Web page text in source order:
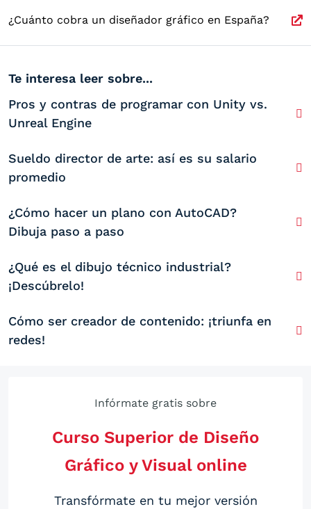
¿Cuánto cobra un diseñador gráfico en España?
Te interesa leer sobre...
Pros y contras de programar con Unity vs.
Unreal Engine
Sueldo director de arte: así es su salario
promedio
¿Cómo hacer un plano con AutoCAD?
Dibuja paso a paso
¿Qué es el dibujo técnico industrial?
¡Descúbrelo!
Cómo ser creador de contenido: ¡triunfa en
redes!
Infórmate gratis sobre
Curso Superior de Diseño
Gráfico y Visual online
Transfórmate en tu mejor versión